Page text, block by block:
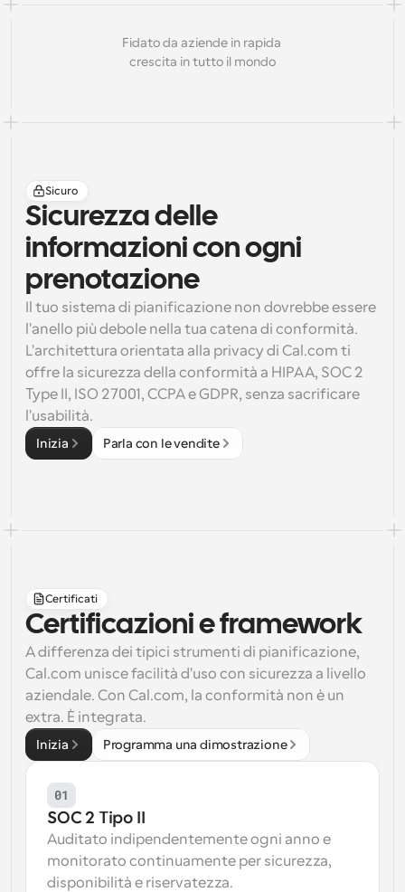
Fidato da aziende in rapida
crescita in tutto il mondo
Sicuro
Sicurezza delle
informazioni con ogni
prenotazione
Il tuo sistema di pianificazione non dovrebbe essere
l'anello più debole nella tua catena di conformità.
L'architettura orientata alla privacy di Cal.com ti
offre la sicurezza della conformità a HIPAA, SOC 2
Type II, ISO 27001, CCPA e GDPR, senza sacrificare
l'usabilità.
Inizia Parla con le vendite
Certificati
Certificazioni e framework
Cal.com unisce facilità d'uso con sicurezza a livello
aziendale. Con Cal.com, la conformità non è un
extra. È integrata.
Inizia Programma una dimostrazione
01
SOC 2 Tipo II
Auditato indipendentemente ogni anno e
monitorato continuamente per sicurezza,
disponibilità e riservatezza.